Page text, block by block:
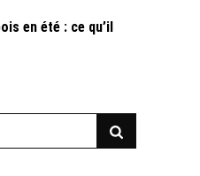
en été : ce qu’il